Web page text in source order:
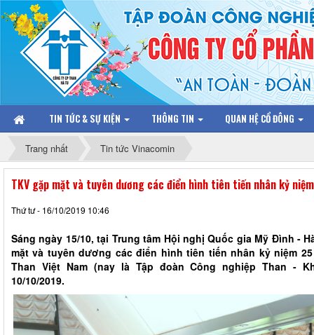
TIN TỨC & SỰ KIỆN THÔNG TIN QUAN HỆ CỔ ĐÔNG
Trang nhất Tin tức Vinacomin
TKV gặp mặt và tuyên dương các điển hình tiên tiến nhân kỷ
Thứ tư - 16/10/2019 10:46
Sáng ngày 15/10, tại Trung tâm Hội nghị Quốc gia Mỹ Đình -
mặt và tuyên dương các điển hình tiên tiến nhân kỷ niệm
Than Việt Nam (nay là Tập đoàn Công nghiệp Than -
10/10/2019.